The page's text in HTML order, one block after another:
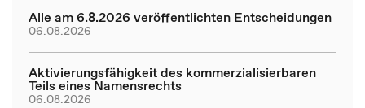
Alle am 6.8.2026 veröffentlichten Entscheidungen
06.08.2026
Aktivierungsfähigkeit des kommerzialisierbaren
Teils eines Namensrechts
06.08.2026